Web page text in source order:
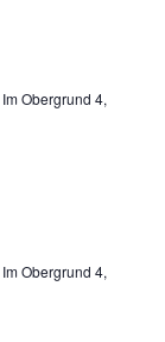
Im Obergrund 4,
Im Obergrund 4,